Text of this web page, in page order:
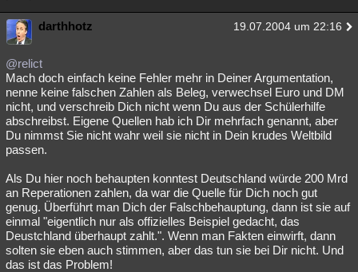
darthhotz 19.07.2004 um 22:16
@relict
Mach doch einfach keine Fehler mehr in Deiner Argumentation,
nenne keine falschen Zahlen als Beleg, verwechsel Euro und DM
nicht, und verschreib Dich nicht wenn Du aus der Schülerhilfe
abschreibst. Eigene Quellen hab ich Dir mehrfach genannt, aber
Du nimmst Sie nicht wahr weil sie nicht in Dein krudes Weltbild
passen.
Als Du hier noch behaupten konntest Deutschland würde 200 Mrd
an Reperationen zahlen, da war die Quelle für Dich noch gut
genug. Überführt man Dich der Falschbehauptung, dann ist sie auf
einmal "eigentlich nur als offizielles Beispiel gedacht, das
Deustchland überhaupt zahlt.". Wenn man Fakten einwirft, dann
solten sie eben auch stimmen, aber das tun sie bei Dir nicht. Und
das ist das Problem!